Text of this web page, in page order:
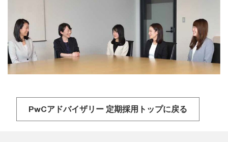
PwCアドバイザリー 定期採用トップに戻る